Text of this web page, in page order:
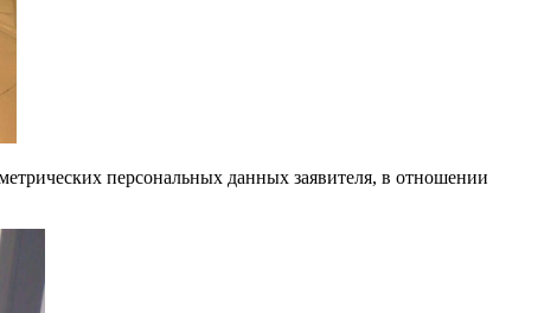
персональных данных заявителя, в отношении